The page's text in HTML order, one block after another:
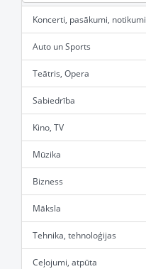
Koncerti, pasākumi, notikumi
Auto un Sports
Teātris, Opera
Sabiedrība
Kino, TV
Mūzika
Bizness
Māksla
Tehnika, tehnoloģijas
Ceļojumi, atpūta